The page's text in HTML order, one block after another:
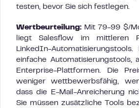
testen, bevor Sie sich festlegen.
Wertbeurteilung: Mit 79-99 $/
liegt Salesflow im mittleren
LinkedIn-
einfache Automatisierungstools,
Enterprise-Plattformen. Die
weniger wettbewerbsfähig,
dass die E-Mail-Anreicherung
Sie müssen zusätzliche Tools